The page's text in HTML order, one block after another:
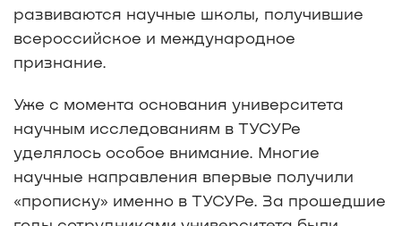
развиваются научные школы, получившие
всероссийское и международное
признание.
Уже с момента основания университета
научным исследованиям в ТУСУРе
уделялось особое внимание. Многие
научные направления впервые получили
«прописку» именно в ТУСУРе. За прошедшие